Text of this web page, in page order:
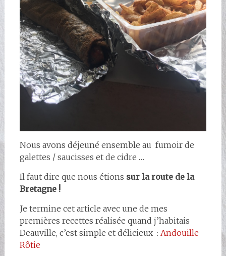
Nous avons déjeuné ensemble au fumoir de
galettes / saucisses et de cidre …
Il faut dire que nous étions sur la route de la
Bretagne !
Je termine cet article avec une de mes
premières recettes réalisée quand j’habitais
Deauville, c’est simple et délicieux : Andouille
Rôtie